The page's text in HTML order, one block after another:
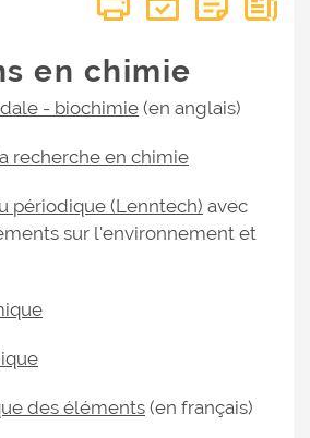
en chimie
- biochimie (en anglais)
recherche en chimie
périodique (Lenntech) avec
sur l'environnement et
des éléments (en français)